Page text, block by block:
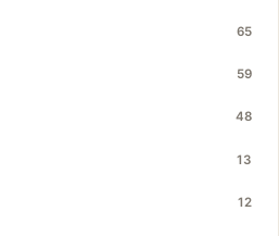
65
59
48
13
12